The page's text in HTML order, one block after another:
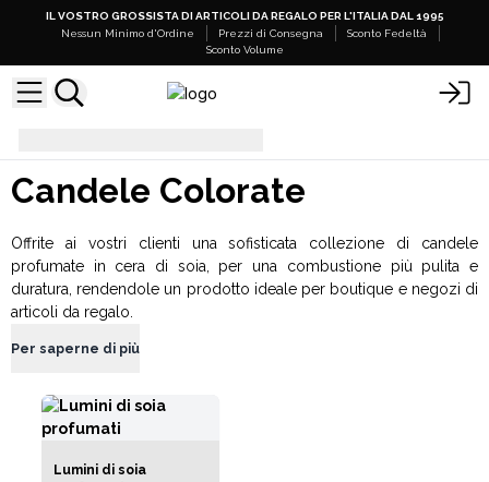
IL VOSTRO GROSSISTA DI ARTICOLI DA REGALO PER L'ITALIA DAL 1995
Nessun Minimo d'Ordine
Prezzi di Consegna
Sconto Fedeltà
Sconto Volume
Candele Colorate
Offrite ai vostri clienti una sofisticata collezione di candele
profumate in cera di soia, per una combustione più pulita e
duratura, rendendole un prodotto ideale per boutique e negozi di
articoli da regalo.
Per saperne di più
Lumini di soia